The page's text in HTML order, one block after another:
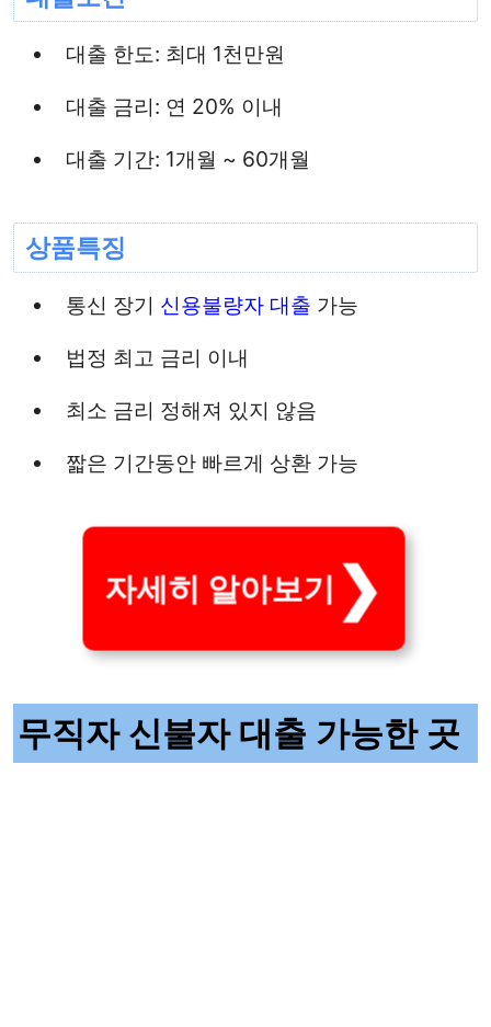
대출 한도: 최대 1천만원
대출 금리: 연 20% 이내
대출 기간: 1개월 ~ 60개월
상품특징
통신 장기 신용불량자 대출 가능
법정 최고 금리 이내
최소 금리 정해져 있지 않음
짧은 기간동안 빠르게 상환 가능
자세히 알아보기
무직자 신불자 대출 가능한 곳